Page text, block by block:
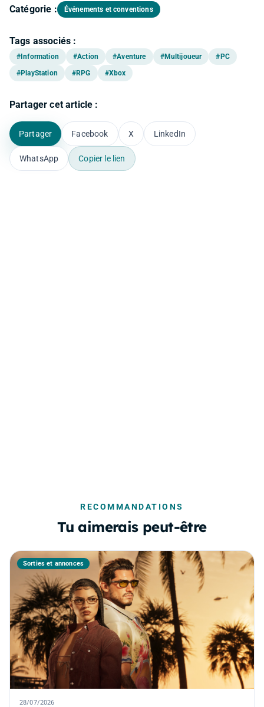
Catégorie : Événements et conventions
Tags associés :
#Information #Action #Aventure #Multijoueur
#PC
#PlayStation
#RPG #Xbox
Partager cet article :
Partager Facebook X LinkedIn
WhatsApp Copier le lien
RECOMMANDATIONS
Tu aimerais peut-être
Sorties et annonces
28/07/2026